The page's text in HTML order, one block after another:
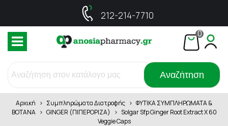
212-214-7710
0
Αναζήτηση
Αρχική > Συμπληρώματα Διατροφής > ΦΥΤΙΚΑ ΣΥΜΠΛΗΡΩΜΑΤΑ &
ΒΟΤΑΝΑ > GINGER (ΠΙΠΕΡΟΡΙΖΑ) > Solgar Sfp Ginger Root Extract X 60
Veggie Caps